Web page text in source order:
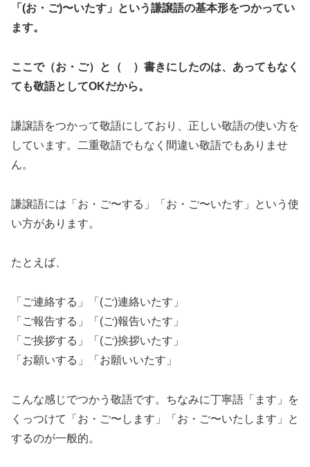
「(お・ご)〜いたす」という謙譲語の基本形をつかってい
ます。
ここで（お・ご）と（ ）書きにしたのは、あってもなく
ても敬語としてOKだから。
謙譲語をつかって敬語にしており、正しい敬語の使い方を
しています。二重敬語でもなく間違い敬語でもありませ
ん。
謙譲語には「お・ご〜する」「お・ご〜いたす」という使
い方があります。
たとえば、
「ご連絡する」「(ご)連絡いたす」
「ご報告する」「(ご)報告いたす」
「ご挨拶する」「(ご)挨拶いたす」
「お願いする」「お願いいたす」
こんな感じでつかう敬語です。ちなみに丁寧語「ます」を
くっつけて「お・ご〜します」「お・ご〜いたします」と
するのが一般的。